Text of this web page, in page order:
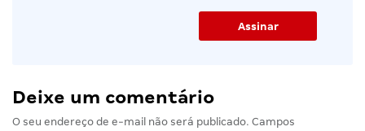
Deixe um comentário
O seu endereço de e-mail não será publicado. Campos